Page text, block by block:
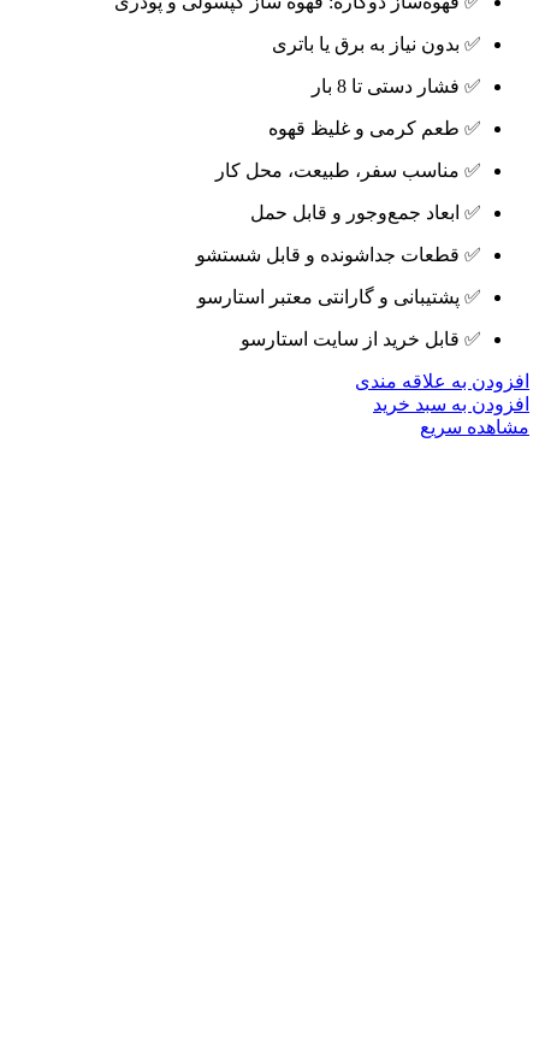
✅ بدون نیاز به برق یا باتری
✅ فشار دستی تا 8 بار
✅ طعم کرمی و غلیظ قهوه
✅ مناسب سفر، طبیعت، محل کار
✅ ابعاد جمع‌وجور و قابل حمل
✅ قطعات جداشونده و قابل شستشو
✅ پشتیبانی و گارانتی معتبر استارسو
✅ قابل خرید از سایت استارسو
افزودن به علاقه مندی
افزودن به سبد خرید
مشاهده سریع